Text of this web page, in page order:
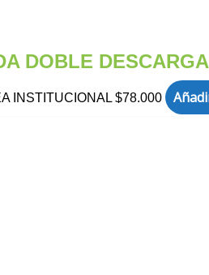
DOBLE
INSTITUCIONAL $78.000